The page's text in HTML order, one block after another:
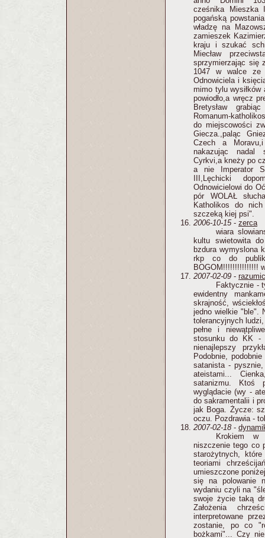
cześnika Mieszka
pogańską
władzę na
zamieszek
kraju i szukać
Miecław
sprzymierzając się
1047 w walce ze
Odnowiciela i
mimo tylu
powiodło,a wręcz
Bretysław
Romanum-
do miejscowości
Giecza.,paląc
Czech a
nakazując nadal
Cyrkvi,a kneży po
a nie Imperator
III,Lęchicki
Odnowicielowi do
pór WOLAŁ
Katholikos do
szczeką kiej psi".
2006-10-15- zerca
wiara
kultu swietowita
bzdura wymyslona
rkp co do
BOGOM!!!!!!!!!!!!!!!
2007-02-09 -
Faktycznie -
ewidentny
skrajność,
jedno wielkie "ble".
tolerancyjnych
pełne i
stosunku do KK -
nienajlepszy
Podobnie,
satanista -
ateistami...
satanizmu. Ktoś
wyglądacie (wy -
do sakramentalii i
jak Boga. Życze:
oczu. Pozdrawia -
2007-02-18 -
Krokiem
niszczenie tego co
starożytnych,
teoriami
umieszczone
się na polowanie
wydaniu czyli na
swoje życie taką
Założenia
interpretowane
zostanie, po co
bożkami"... Czy